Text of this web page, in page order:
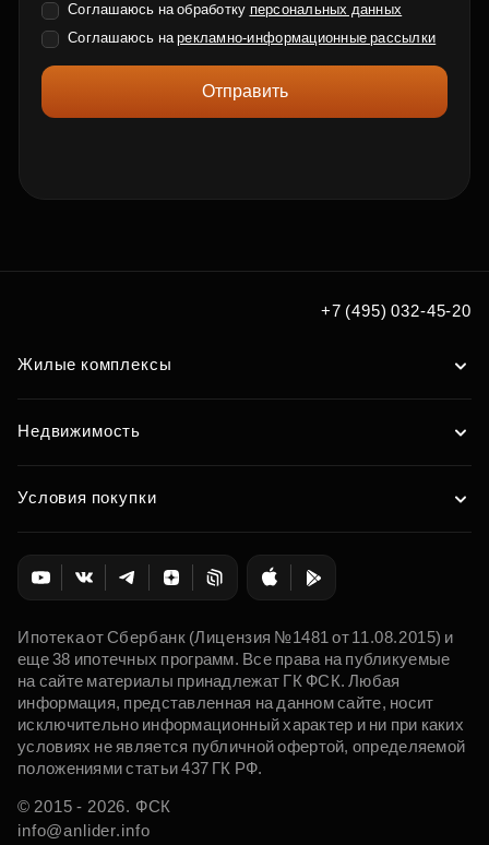
Соглашаюсь на обработку персональных данных
Соглашаюсь нарекламно-информационные рассылки
Отправить
+7 (495) 032-45-20
Жилые комплексы
Недвижимость
Условия покупки
Ипотека от Сбербанк (Лицензия №1481 от 11.08.2015) и
еще 38 ипотечных программ. Все права на публикуемые
на сайте материалы принадлежат ГК ФСК. Любая
информация, представленная на данном сайте, носит
исключительно информационный характер и ни при каких
условиях не является публичной офертой, определяемой
положениями статьи 437 ГК РФ.
© 2015 - 2026. ФСК
info@anlider.info